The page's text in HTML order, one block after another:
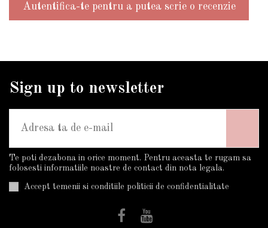
Autentifica-te pentru a putea scrie o recenzie
Sign up to newsletter
Te poti dezabona in orice moment. Pentru aceasta te rugam sa
folosesti informatiile noastre de contact din nota legala.
Accept temenii si conditiile politicii de confidentialitate